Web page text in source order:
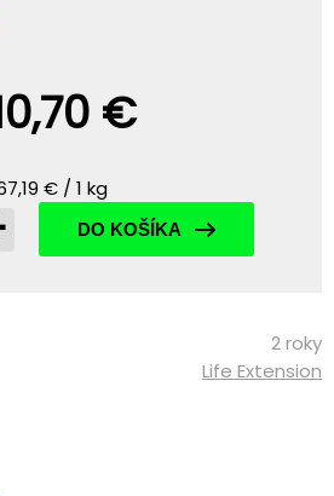
€
€ / 1 kg
DO KOŠÍKA
2 roky
Life Extension